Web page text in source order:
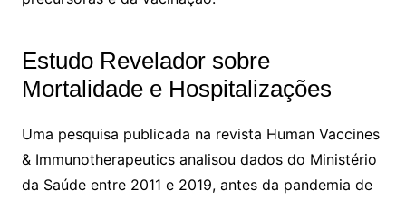
Estudo Revelador sobre
Mortalidade e Hospitalizações
Uma pesquisa publicada na revista Human Vaccines
& Immunotherapeutics analisou dados do Ministério
da Saúde entre 2011 e 2019, antes da pandemia de